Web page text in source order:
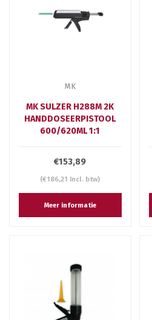
MK
MK SULZER H288M 2K
HANDDOSEERPISTOOL
600/620ML 1:1
€153,89
(€186,21 Incl. btw)
Meer informatie